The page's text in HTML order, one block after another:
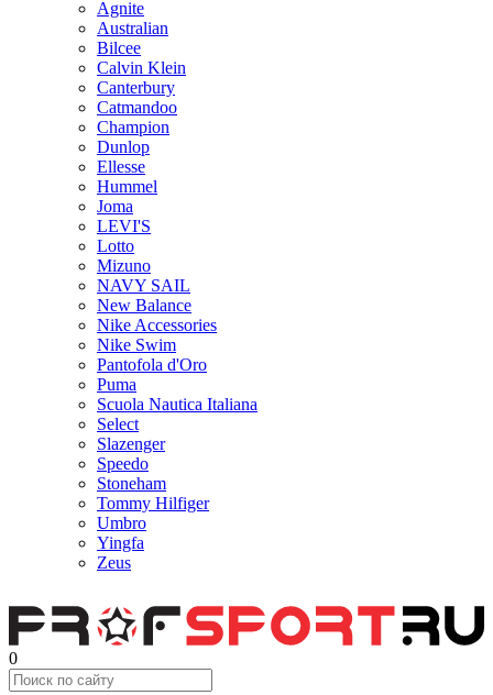
Agnite
Australian
Bilcee
Calvin Klein
Canterbury
Catmandoo
Champion
Dunlop
Ellesse
Hummel
Joma
LEVI'S
Lotto
Mizuno
NAVY SAIL
New Balance
Nike Accessories
Nike Swim
Pantofola d'Oro
Puma
Scuola Nautica Italiana
Select
Slazenger
Speedo
Stoneham
Tommy Hilfiger
Umbro
Yingfa
Zeus
0